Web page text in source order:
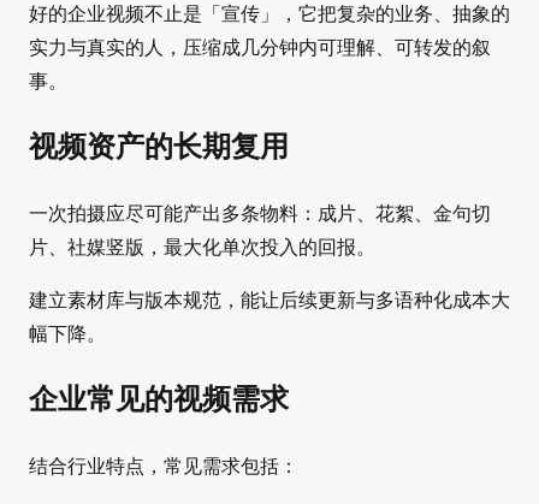
好的企业视频不止是「宣传」，它把复杂的业务、抽象的
实力与真实的人，压缩成几分钟内可理解、可转发的叙
事。
视频资产的长期复用
一次拍摄应尽可能产出多条物料：成片、花絮、金句切
片、社媒竖版，最大化单次投入的回报。
建立素材库与版本规范，能让后续更新与多语种化成本大
幅下降。
企业常见的视频需求
结合行业特点，常见需求包括：